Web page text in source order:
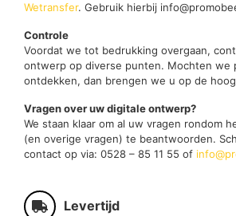
Wetransfer. Gebruik hierbij
Controle
Voordat we tot bedrukking overgaan,
ontwerp op diverse punten. Mochten we
ontdekken, dan brengen we u op de
Vragen over uw digitale ontwerp?
We staan klaar om al uw vragen rondom
(en overige vragen) te beantwoorden.
contact op via: 0528 – 85 11 55 of
Levertijd